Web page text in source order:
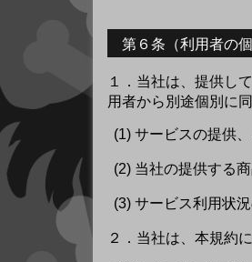
第６条（利用者の
１． 当社は、提供し
用者から別途個別に
(1) サービスの提供
(2) 当社の提供する
(3) サービス利用状
２． 当社は、本規約